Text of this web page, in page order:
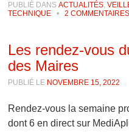
PUBLIÉ DANSACTUALITÉS,
TECHNIQUE
• 2 COMMENTAIRES
Les rendez-vous
des Maires
PUBLIÉ LE NOVEMBRE 15, 2022
Rendez-vous la semaine
dont 6 en direct sur